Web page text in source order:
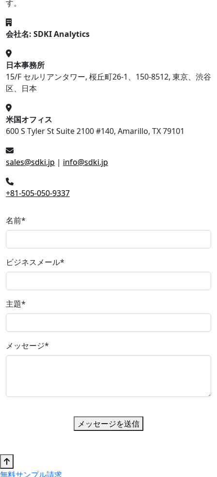
す。
会社名: SDKI Analytics
日本事務所
15/F セルリアンタワー, 桜丘町26-1、150-8512, 東京、渋谷
区、日本
米国オフィス
600 S Tyler St Suite 2100 #140, Amarillo, TX 79101
sales@sdki.jp | info@sdki.jp
+81-505-050-9337
名前*
ビジネスメール*
主題*
メッセージ*
メッセージを送信
無料サンプル請求